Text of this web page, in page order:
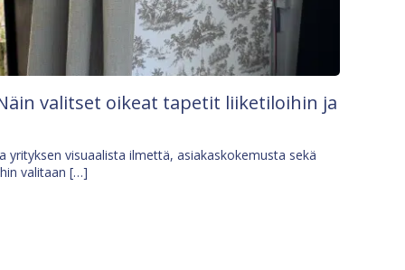
valitset oikeat tapetit liiketiloihin ja
visuaalista ilmettä, asiakaskokemusta sekä
valitaan […]